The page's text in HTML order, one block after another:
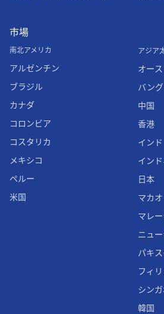
市場
南北アメリカ
アルゼンチン
ブラジル
カナダ
コロンビア
コスタリカ
メキシコ
ペルー
米国
アジア
オー
バン
中国
香港
インド
イン
日本
マカオ
マレ
ニュ
パキ
フィ
シン
韓国